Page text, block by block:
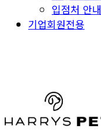
입점처 안내
기업회원전용